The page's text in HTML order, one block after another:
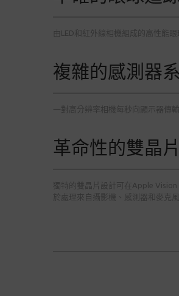
由LED和紅外線相機組成的高性能
複雜的感測器
一對高分辨率相機每秒向顯示器傳
革命性的雙晶
獨特的雙晶片設計可在Apple
於處理來自攝影機、感測器和麥克